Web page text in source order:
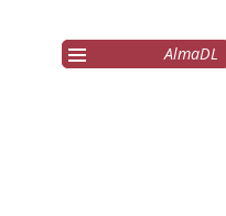
AlmaDL